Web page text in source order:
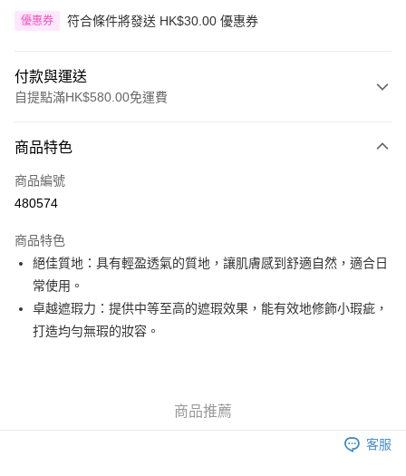
優惠券 符合條件將發送 HK$30.00 優惠券
付款與運送
自提點滿HK$580.00免運費
信用卡
Apple Pay
AlipayHK
PayMe
WeChat Pay
銀行匯款 請將存款存到以下銀行帳戶，並於存款單據寫上訂單編號後電郵至
eshop@colourmix-cosmetics.com** **我們不會處理沒有提供存款單據的訂
單。 如果訂購後七個工作天內我們未能收到有關存款，有關訂單將被取消。
商品特色
商品編號
480574
商品特色
絕佳質地：具有輕盈透氣的質地，讓肌膚感到舒適自然，適合日
常使用。
卓越遮瑕力：提供中等至高的遮瑕效果，能有效地修飾小瑕疵，
打造均勻無瑕的妝容。
商品推薦
客服